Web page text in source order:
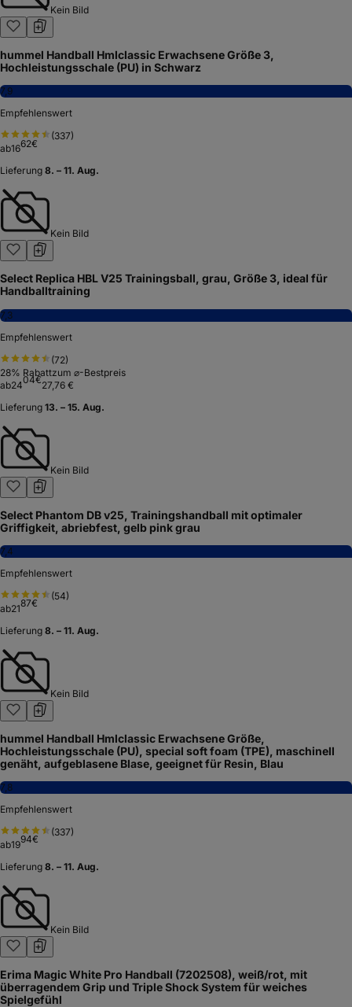
Kein Bild
hummel Handball Hmlclassic Erwachsene Größe 3,
Hochleistungsschale (PU) in Schwarz
7,9
Empfehlenswert
(337)
ab1662€
Lieferung 8. – 11. Aug.
Kein Bild
Select Replica HBL V25 Trainingsball, grau, Größe 3, ideal für
Handballtraining
7,3
Empfehlenswert
(72)
28% Rabattzum ⌀-Bestpreis
ab2404€27,76 €
Lieferung 13. – 15. Aug.
Kein Bild
Select Phantom DB v25, Trainingshandball mit optimaler
Griffigkeit, abriebfest, gelb pink grau
7,4
Empfehlenswert
(54)
ab2187€
Lieferung 8. – 11. Aug.
Kein Bild
hummel Handball Hmlclassic Erwachsene Größe,
Hochleistungsschale (PU), special soft foam (TPE), maschinell
genäht, aufgeblasene Blase, geeignet für Resin, Blau
7,8
Empfehlenswert
(337)
ab1994€
Lieferung 8. – 11. Aug.
Kein Bild
Erima Magic White Pro Handball (7202508), weiß/rot, mit
überragendem Grip und Triple Shock System für weiches
Spielgefühl